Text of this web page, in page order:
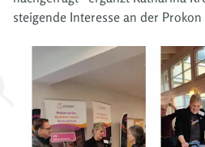
steigende Interesse an der